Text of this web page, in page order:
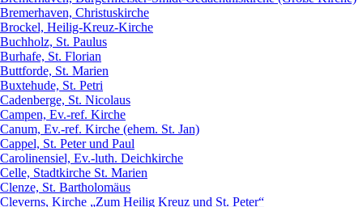
Bremerhaven, Christuskirche
Brockel, Heilig-Kreuz-Kirche
Buchholz, St. Paulus
Burhafe, St. Florian
Buttforde, St. Marien
Buxtehude, St. Petri
Cadenberge, St. Nicolaus
Campen, Ev.-ref. Kirche
Canum, Ev.-ref. Kirche (ehem. St. Jan)
Cappel, St. Peter und Paul
Carolinensiel, Ev.-luth. Deichkirche
Celle, Stadtkirche St. Marien
Clenze, St. Bartholomäus
Cleverns, Kirche „Zum Heilig Kreuz und St. Peter“